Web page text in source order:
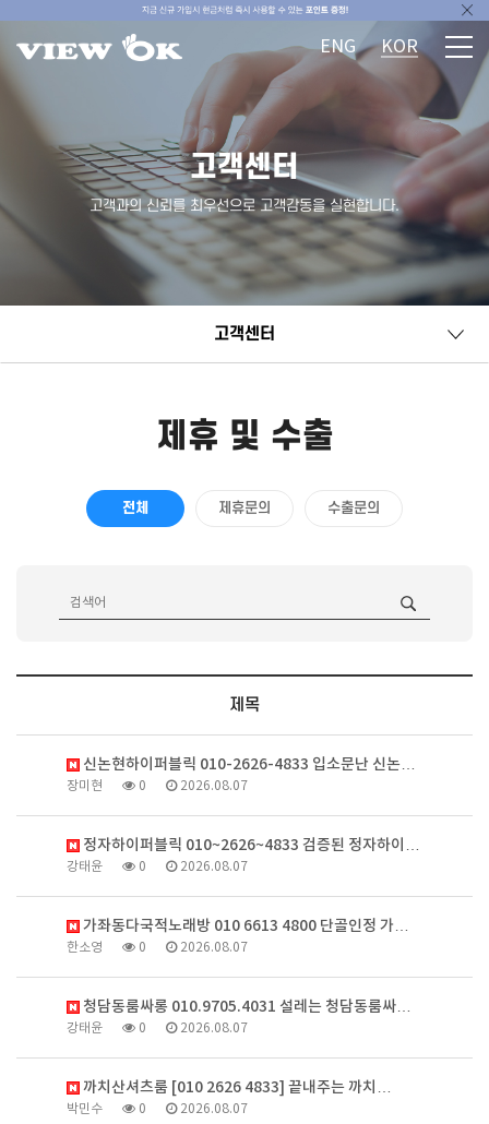
ENG KOR
고객센터
고객과의 신뢰를 최우선으로 고객감동을 실현합니다.
고객센터
제휴 및 수출
전체 제휴문의 수출문의
제목
신논현하이퍼블릭 010-2626-4833 입소문난 신논…
장미현 0 2026.08.07
정자하이퍼블릭 010~2626~4833 검증된 정자하이…
강태윤 0 2026.08.07
가좌동다국적노래방 010 6613 4800 단골인정 가…
한소영 0 2026.08.07
청담동룸싸롱 010.9705.4031 설레는 청담동룸싸…
강태윤 0 2026.08.07
까치산셔츠룸 [010 2626 4833] 끝내주는 까치…
박민수 0 2026.08.07